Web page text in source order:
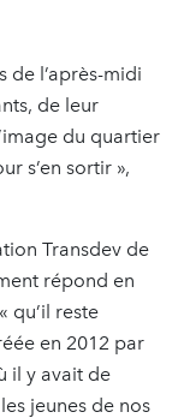
de l’après-midi
de leur
du quartier
s’en sortir »,
Transdev de
répond en
qu’il reste
en 2012 par
il y avait de
jeunes de nos